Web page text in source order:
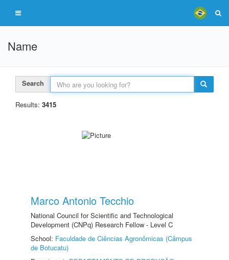
Name
Search
Results: 3415
Marco Antonio Tecchio
National Council for Scientific and Technological
Development (CNPq) Research Fellow - Level C
School: Faculdade de Ciências Agronômicas (Câmpus
de Botucatu)